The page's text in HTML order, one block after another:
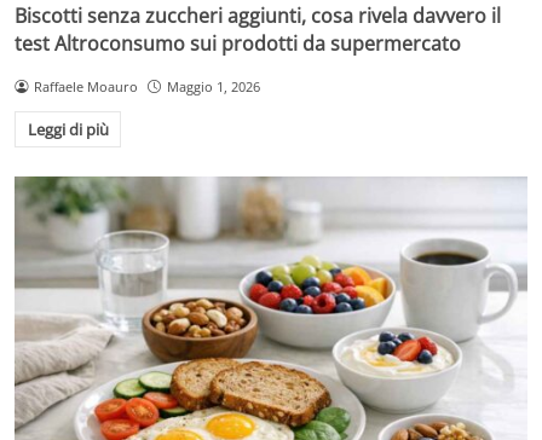
Biscotti senza zuccheri aggiunti, cosa rivela davvero il
test Altroconsumo sui prodotti da supermercato
Raffaele Moauro Maggio 1, 2026
Leggi di più